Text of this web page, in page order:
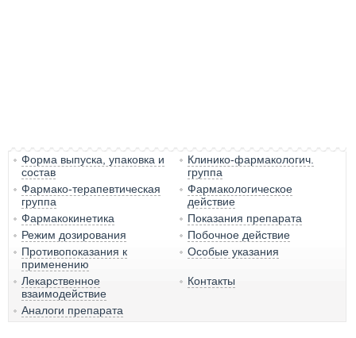
Форма выпуска, упаковка и
состав
Клинико-фармакологич.
группа
Фармако-терапевтическая
группа
Фармакологическое
действие
Фармакокинетика
Показания препарата
Режим дозирования
Побочное действие
Противопоказания к
применению
Особые указания
Лекарственное
взаимодействие
Контакты
Аналоги препарата